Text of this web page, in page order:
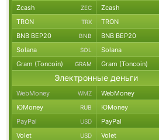
Zcash ZEC Zcash
TRON TRX TRON
BNB BEP20 BNB BNB BEP20
Solana SOL Solana
Gram (Toncoin) GRAM Gram (Toncoin)
Электронные деньги
WebMoney WMZ WebMoney
ЮMoney RUB ЮMoney
PayPal USD PayPal
Volet USD Volet